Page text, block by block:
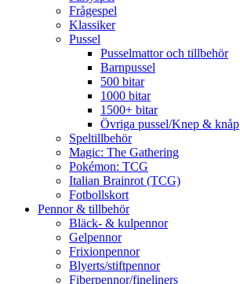
Frågespel
Klassiker
Pussel
Pusselmattor och tillbehör
Barnpussel
500 bitar
1000 bitar
1500+ bitar
Övriga pussel/Knep & knåp
Speltillbehör
Magic: The Gathering
Pokémon: TCG
Italian Brainrot (TCG)
Fotbollskort
Pennor & tillbehör
Bläck- & kulpennor
Gelpennor
Frixionpennor
Blyerts/stiftpennor
Fiberpennor/fineliners